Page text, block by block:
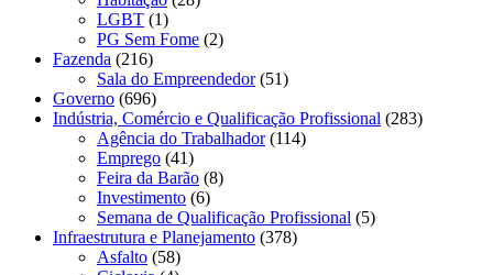
LGBT (1)
PG Sem Fome (2)
Fazenda (216)
Sala do Empreendedor(51)
Governo (696)
Indústria, Comércio e Qualificação Profissional (283)
Agência do Trabalhador(114)
Emprego (41)
Feira da Barão (8)
Investimento (6)
Semana de Qualificação Profissional (5)
Infraestrutura e Planejamento (378)
Asfalto (58)